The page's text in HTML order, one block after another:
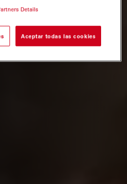
Details
Aceptar todas las cookies